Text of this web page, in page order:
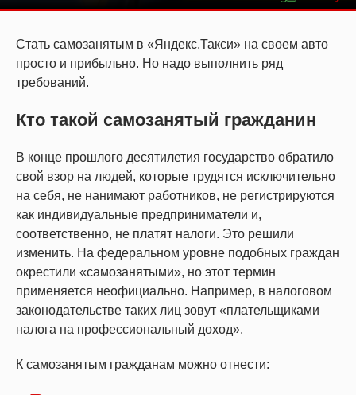
Стать самозанятым в «Яндекс.Такси» на своем авто
просто и прибыльно. Но надо выполнить ряд
требований.
Кто такой самозанятый гражданин
В конце прошлого десятилетия государство обратило
свой взор на людей, которые трудятся исключительно
на себя, не нанимают работников, не регистрируются
как индивидуальные предприниматели и,
соответственно, не платят налоги. Это решили
изменить. На федеральном уровне подобных граждан
окрестили «самозанятыми», но этот термин
применяется неофициально. Например, в налоговом
законодательстве таких лиц зовут «плательщиками
налога на профессиональный доход».
К самозанятым гражданам можно отнести: